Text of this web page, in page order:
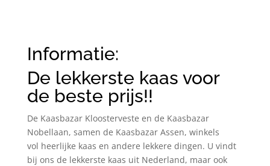
Informatie:
De lekkerste kaas voor
de beste prijs!!
De Kaasbazar Kloosterveste en de Kaasbazar
Nobellaan, samen de Kaasbazar Assen, winkels
vol heerlijke kaas en andere lekkere dingen. U vindt
bij ons de lekkerste kaas uit Nederland, maar ook